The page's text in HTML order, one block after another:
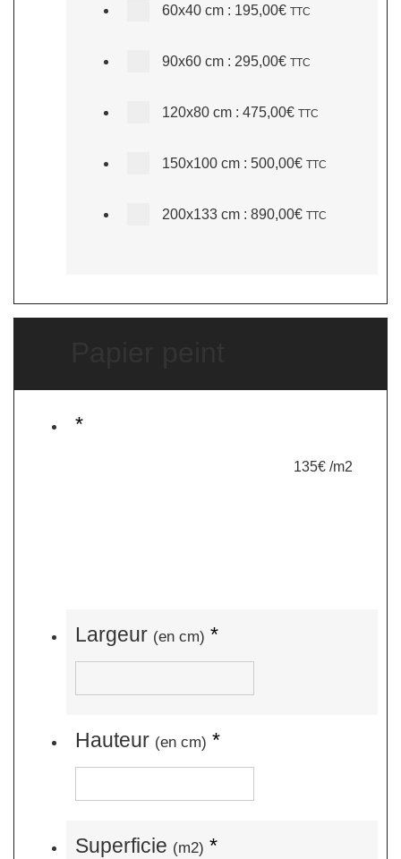
60x40 cm : 195,00€ TTC
90x60 cm : 295,00€ TTC
120x80 cm : 475,00€ TTC
150x100 cm : 500,00€ TTC
200x133 cm : 890,00€ TTC
*
135€ /m2
Largeur (en cm) *
Hauteur (en cm) *
Superficie (m2) *